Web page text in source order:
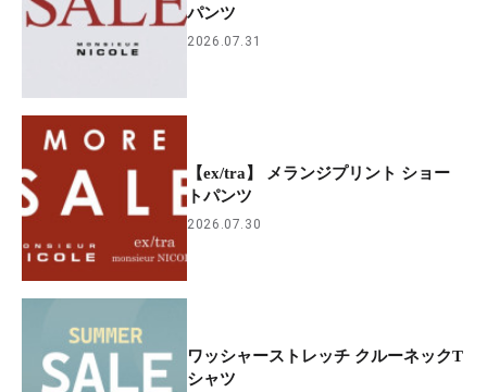
パンツ
2026.07.31
【ex/tra】 メランジプリント ショー
トパンツ
2026.07.30
ワッシャーストレッチ クルーネックT
シャツ